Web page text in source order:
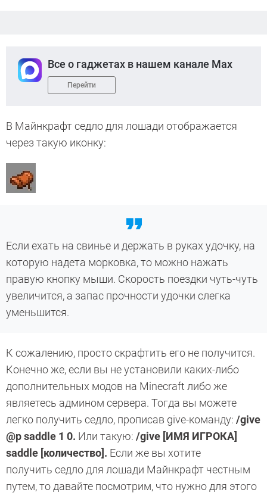
Все о гаджетах в нашем канале Max
Перейти
В Майнкрафт седло для лошади отображается
через такую иконку:
Если ехать на свинье и держать в руках удочку, на
которую надета морковка, то можно нажать
правую кнопку мыши. Скорость поездки чуть-чуть
увеличится, а запас прочности удочки слегка
уменьшится.
К сожалению, просто скрафтить его не получится.
Конечно же, если вы не установили каких-либо
дополнительных модов на Minecraft либо же
являетесь админом сервера. Тогда вы можете
легко получить седло, прописав give-команду: /give
@p saddle 1 0. Или такую: /give [ИМЯ ИГРОКА]
saddle [количество]. Если же вы хотите
получить седло для лошади Майнкрафт честным
путем, то давайте посмотрим, что нужно для этого